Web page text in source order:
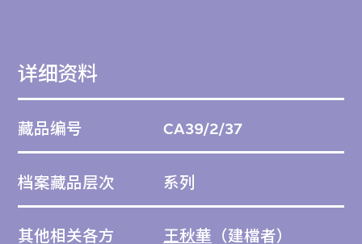
详细资料
藏品编号 CA39/2/37
档案藏品层次 系列
其他相关各方 王秋華 （建檔者）